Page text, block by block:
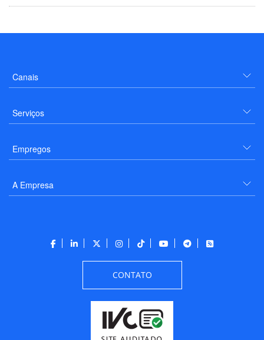
Canais
Serviços
Empregos
A Empresa
CONTATO